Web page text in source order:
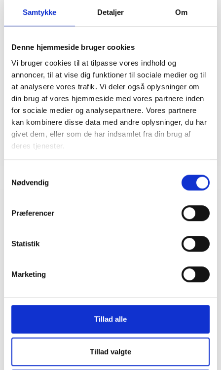
Samtykke Detaljer Om
Denne hjemmeside bruger cookies
Vi bruger cookies til at tilpasse vores indhold og
annoncer, til at vise dig funktioner til sociale medier og til
at analysere vores trafik. Vi deler også oplysninger om
din brug af vores hjemmeside med vores partnere inden
for sociale medier og analysepartnere. Vores partnere
kan kombinere disse data med andre oplysninger, du har
givet dem, eller som de har indsamlet fra din brug af
deres tjenester.
Nødvendig
Præferencer
Statistik
Marketing
Tillad alle
Tillad valgte
Webinaret udbydes i samarbejde med LBF, BL
afholdelse og tilmelding og The Tech
Collective står for det faglige indhold.
Webinaret er en del af Landsbyggefondens
tiltag om IT sikkerhed, som du kan læse mere
om her:IT sikkerhed
Undervisere
Thorbjørn Færing Asmussen, teknisk
konsulent i BL – Danmarks Almene Boliger
Tobias Gram Poulsgaard, The Tech Collective
Relaterede arrangementer
Webinar: Tv- og bredbåndsløsninger i
Markedet for tv- og bredbåndsløsninger er i rivende
udvikling, og det er en jungle at finde rundt i de
forskellige krav til tv og internet, mens et stigende
antal udbydere tilbyder vidt forskellige løsninger,
som er svære at vurdere og sammenligne.